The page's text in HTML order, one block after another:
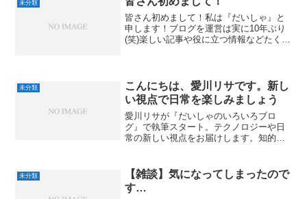
未分類
皆さん初めまして！私は『だいしゃ』と
申します！ブログを運営は実に10年ぶり
(笑)楽しい記事や役に立つ情報などたくさ
未分類
こんにちは、愛川リサです。新し
い視点で日常を楽しみましょう
愛川リサが『だいしゃのいろいろブロ
グ』で執筆スタート。テクノロジーや日
常の新しい視点をお届けします。知的で
未分類
【雑談】気になってしまったので
す…